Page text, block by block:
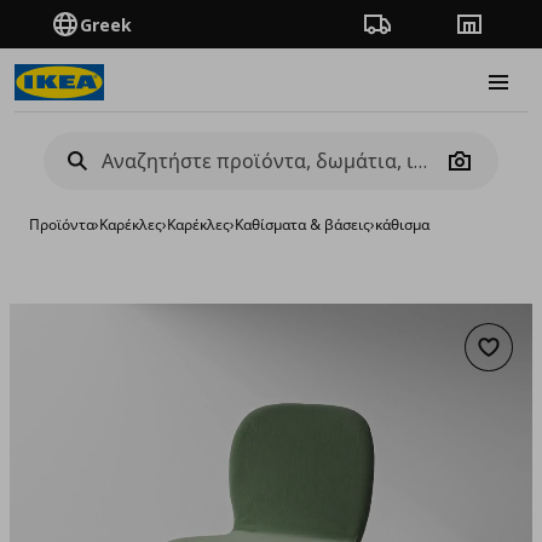
Greek Πορεία παραγγελίας
Camera
Προϊόντα›Καρέκλες›Καρέκλες›Καθίσματα & βάσεις›κάθισμα